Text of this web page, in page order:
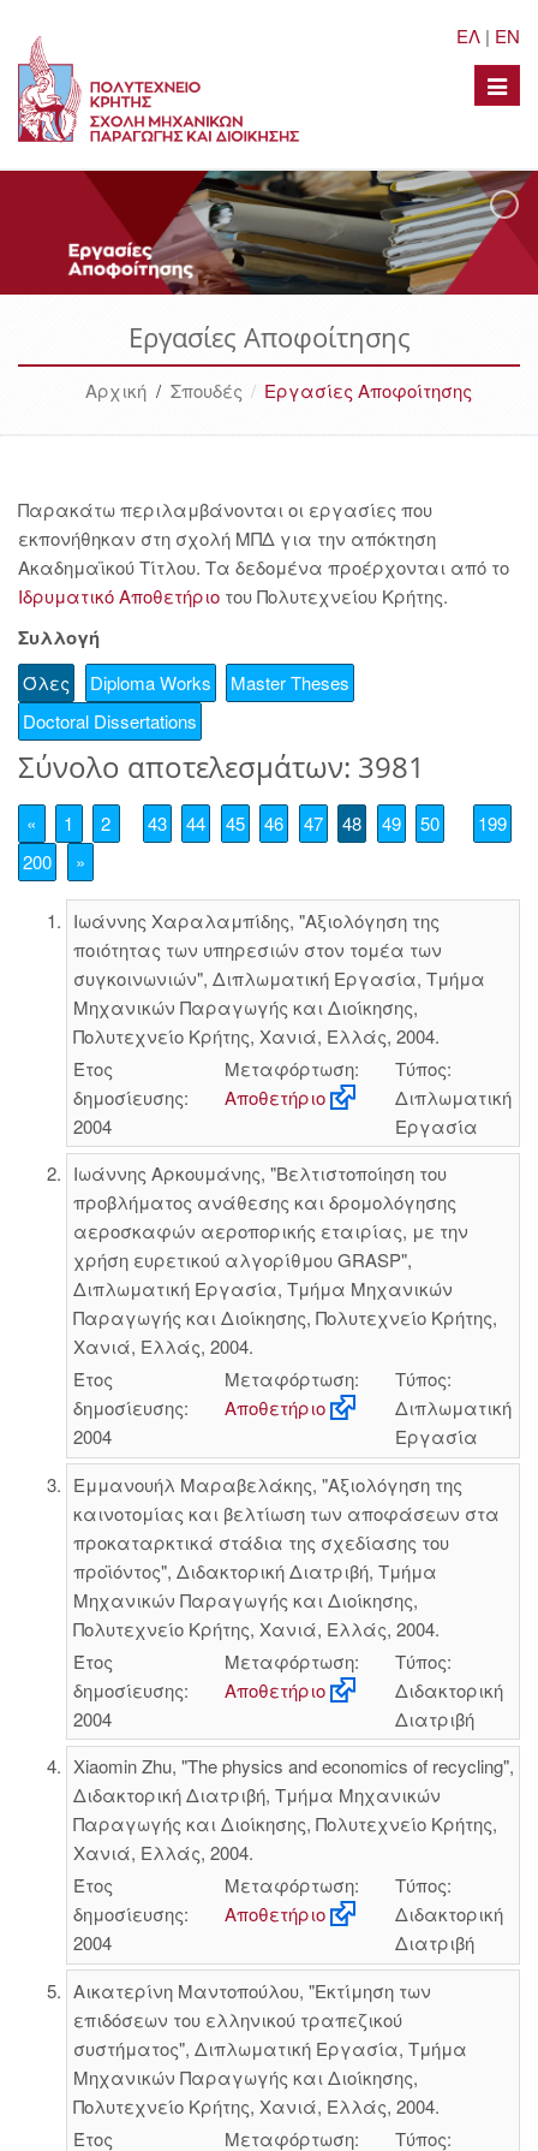
ΕΛ | EN
Toggle
Εργασίες Αποφοίτησης
Αρχική/ Σπουδές Εργασίες Αποφοίτησης
Παρακάτω περιλαμβάνονται οι εργασίες που
εκπονήθηκαν στη σχολή ΜΠΔ για την απόκτηση
Ακαδημαϊκού Τίτλου. Τα δεδομένα προέρχονται από το
Ιδρυματικό Αποθετήριο του Πολυτεχνείου Κρήτης.
Συλλογή
Όλες Diploma Works
Master Theses
Doctoral Dissertations
Σύνολο αποτελεσμάτων: 3981
« 1 2 43 44 45 46 47 48 49 50
199
200
»
Ιωάννης Χαραλαμπίδης, "Αξιολόγηση της
ποιότητας των υπηρεσιών στον τομέα των
συγκοινωνιών", Διπλωματική Εργασία, Τμήμα
Μηχανικών Παραγωγής και Διοίκησης,
Πολυτεχνείο Κρήτης, Χανιά, Ελλάς, 2004.
Έτος
δημοσίευσης:
2004
Μεταφόρτωση:
Αποθετήριο
Τύπος:
Διπλωματική
Εργασία
Ιωάννης Αρκουμάνης, "Βελτιστοποίηση του
προβλήματος ανάθεσης και δρομολόγησης
αεροσκαφών αεροπορικής εταιρίας, με την
χρήση ευρετικού αλγορίθμου GRASP",
Διπλωματική Εργασία, Τμήμα Μηχανικών
Παραγωγής και Διοίκησης, Πολυτεχνείο Κρήτης,
Χανιά, Ελλάς, 2004.
Έτος
δημοσίευσης:
2004
Μεταφόρτωση:
Αποθετήριο
Τύπος:
Διπλωματική
Εργασία
Εμμανουήλ Μαραβελάκης, "Αξιολόγηση της
καινοτομίας και βελτίωση των αποφάσεων στα
προκαταρκτικά στάδια της σχεδίασης του
προϊόντος", Διδακτορική Διατριβή, Τμήμα
Μηχανικών Παραγωγής και Διοίκησης,
Πολυτεχνείο Κρήτης, Χανιά, Ελλάς, 2004.
Έτος
δημοσίευσης:
2004
Μεταφόρτωση:
Αποθετήριο
Τύπος:
Διδακτορική
Διατριβή
Xiaomin Zhu, "The physics and economics of recycling",
Διδακτορική Διατριβή, Τμήμα Μηχανικών
Παραγωγής και Διοίκησης, Πολυτεχνείο Κρήτης,
Χανιά, Ελλάς, 2004.
Έτος
δημοσίευσης:
2004
Μεταφόρτωση:
Αποθετήριο
Τύπος:
Διδακτορική
Διατριβή
Αικατερίνη Μαντοπούλου, "Εκτίμηση των
επιδόσεων του ελληνικού τραπεζικού
συστήματος", Διπλωματική Εργασία, Τμήμα
Μηχανικών Παραγωγής και Διοίκησης,
Πολυτεχνείο Κρήτης, Χανιά, Ελλάς, 2004.
Έτος
Μεταφόρτωση:
Τύπος: